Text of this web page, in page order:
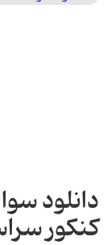
دانلود
کنکور